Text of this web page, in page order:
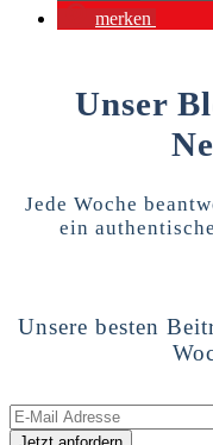
merken
Unser
Jede Woche
ein
Unsere besten